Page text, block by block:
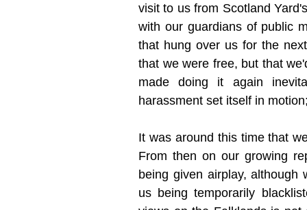
visit to us from Scotland
with our guardians of public
that hung over us for the
that we were free, but that
made doing it again
harassment set itself in
It was around this time that
From then on our growing
being given airplay,
us being temporarily